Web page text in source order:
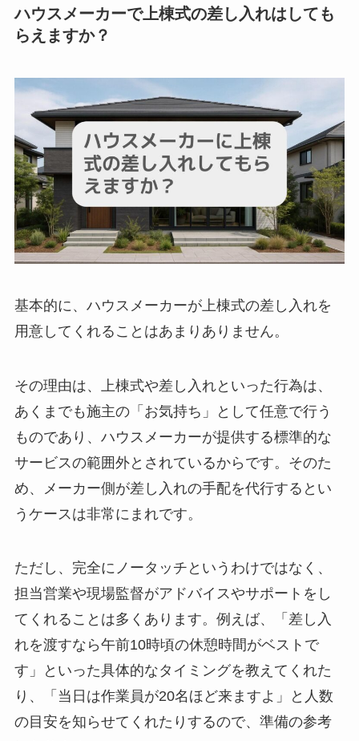
ハウスメーカーで上棟式の差し入れはしても
らえますか？
基本的に、ハウスメーカーが上棟式の差し入れを
用意してくれることはあまりありません。
その理由は、上棟式や差し入れといった行為は、
あくまでも施主の「お気持ち」として任意で行う
ものであり、ハウスメーカーが提供する標準的な
サービスの範囲外とされているからです。そのた
め、メーカー側が差し入れの手配を代行するとい
うケースは非常にまれです。
ただし、完全にノータッチというわけではなく、
担当営業や現場監督がアドバイスやサポートをし
てくれることは多くあります。例えば、「差し入
れを渡すなら午前10時頃の休憩時間がベストで
す」といった具体的なタイミングを教えてくれた
り、「当日は作業員が20名ほど来ますよ」と人数
の目安を知らせてくれたりするので、準備の参考